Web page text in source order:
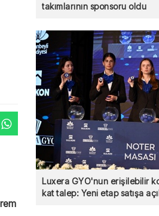
takımlarının sponsoru oldu
Luxera GYO'nun erişilebilir
kat talep: Yeni etap satışa